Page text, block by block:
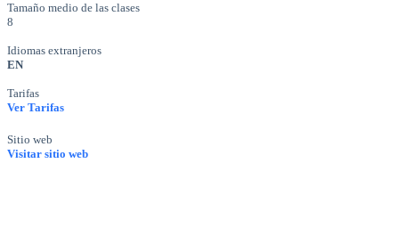
Tamaño medio de las clases
8
Idiomas extranjeros
EN
Tarifas
Ver Tarifas
Sitio web
Visitar sitio web